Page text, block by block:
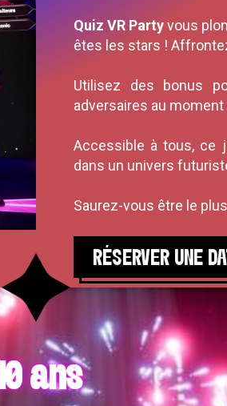
Quiz VR Partyvous
êtes les stars !
Utilisez des bonus
adversaires au
Accessible à tous, ce
dans un univers
Saurez-vous être le
RÉSERVER UNE
ans